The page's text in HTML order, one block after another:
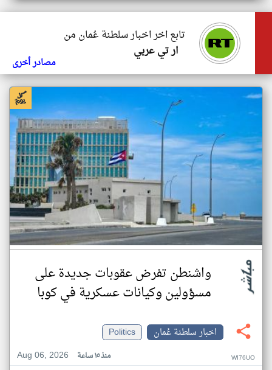
تابع اخر اخبار سلطنة عُمان من
ار تي عربي
مصادر أخرى
واشنطن تفرض عقوبات جديدة على
مسؤولين وكيانات عسكرية في كوبا
اخبار سلطنة عُمان
Politics
Aug 06, 2026
منذ ١٥ ساعة WI76UO